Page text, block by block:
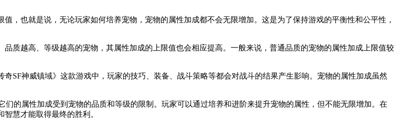
也就是说，无论玩家如何培养宠物，宠物的属性加成都不会无限增加。这是为了保持游戏的平衡性和公平性，
越高、等级越高的宠物，其属性加成的上限值也会相应提高。一般来说，普通品质的宠物的属性加成上限值较
神威镇域》这款游戏中，玩家的技巧、装备、战斗策略等都会对战斗的结果产生影响。宠物的属性加成虽然
属性加成受到宠物的品质和等级的限制。玩家可以通过培养和进阶来提升宠物的属性，但不能无限增加。在
慧才能取得最终的胜利。